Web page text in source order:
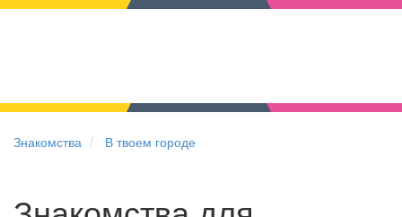
Знакомства В твоем городе